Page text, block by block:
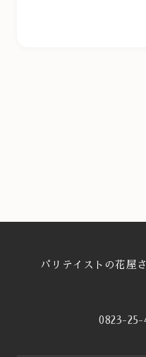
パリテイストの花屋
0823-25-